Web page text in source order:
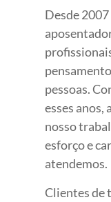
Desde
pessoas.
esses
nosso
esforço e
atendemos.
Clientes de